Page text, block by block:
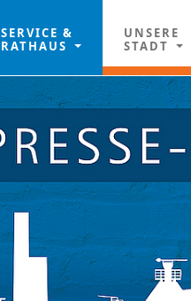
SERVICE &
RATHAUS
UNSERE
STADT